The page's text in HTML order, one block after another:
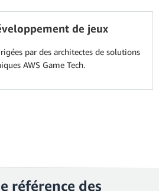
de jeux
par des architectes de solutions
AWS Game Tech.
référence des